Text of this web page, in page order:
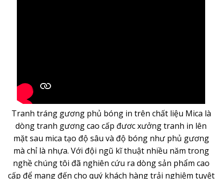
Tranh tráng gương phủ bóng in trên chất liệu Mica là
dòngtranh gươngcao cấp đươc xưởng tranh in lên
mặt sau mica tạo độ sâu và độ bóng như phủ gương
mà chỉ là nhựa. Với đội ngũ kĩ thuật nhiều năm trong
nghề chúng tôi đã nghiên cứu ra dòng sản phẩm cao
cấp để mang đến cho quý khách hàng trải nghiệm tuyệt